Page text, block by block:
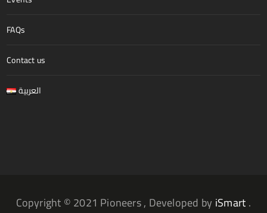
FAQs
Contact us
العربية
Copyright © 2021 Pioneers , Developed by iSmart.